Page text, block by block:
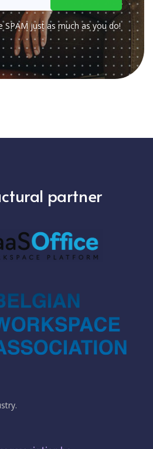
just as much as you do!
partner